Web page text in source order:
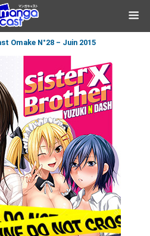
Omake N°28 – Juin 2015